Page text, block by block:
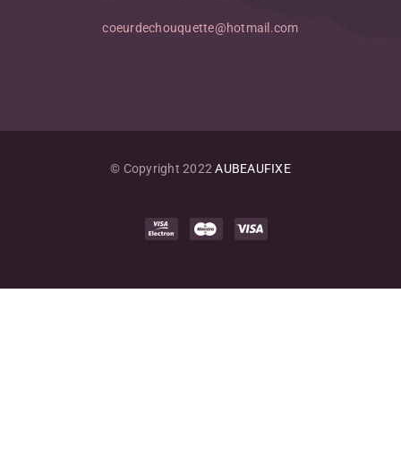
coeurdechouquette@hotmail.com
© Copyright 2022 AUBEAUFIXE